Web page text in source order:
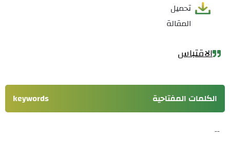
تحميل
المقالة
الاقتباس
الكلمات المفتاحية keywords
--